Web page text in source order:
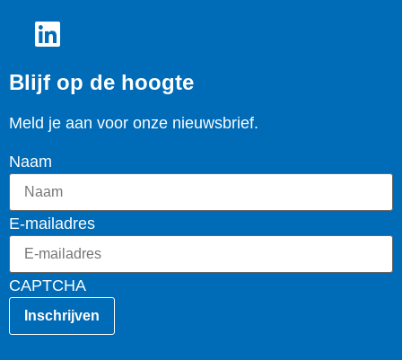
Blijf op de hoogte
Meld je aan voor onze nieuwsbrief.
Naam
E-mailadres
CAPTCHA